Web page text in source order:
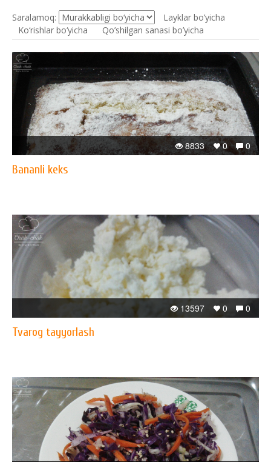
Saralamoq:
Layklar bo’yicha
Ko‘rishlar bo‘yicha
Qo’shilgan sanasi bo’yicha
0
0
8833
Bananli keks
0
0
13597
Tvarog tayyorlash